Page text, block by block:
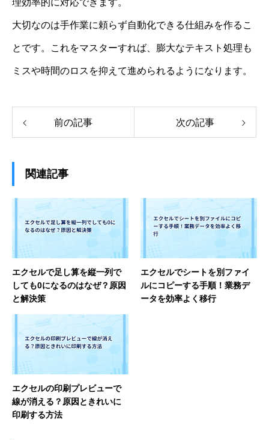
理効率的に対応できます。
大切なのは手作業に頼らず自動化できる仕組みを作るこ
とです。これをマスターすれば、膨大なテキスト処理も
ミスや時間のロスを抑えて進められるようになります。
前の記事 次の記事
関連記事
エクセルで足し算を縦一列で
しても0になるのはなぜ？原因
と解決策
エクセルでシートを別ファイ
ルにコピーする手順！業務デ
ータを効率よく移行
エクセルの印刷プレビューで
線が消える？原因ときれいに
印刷する方法